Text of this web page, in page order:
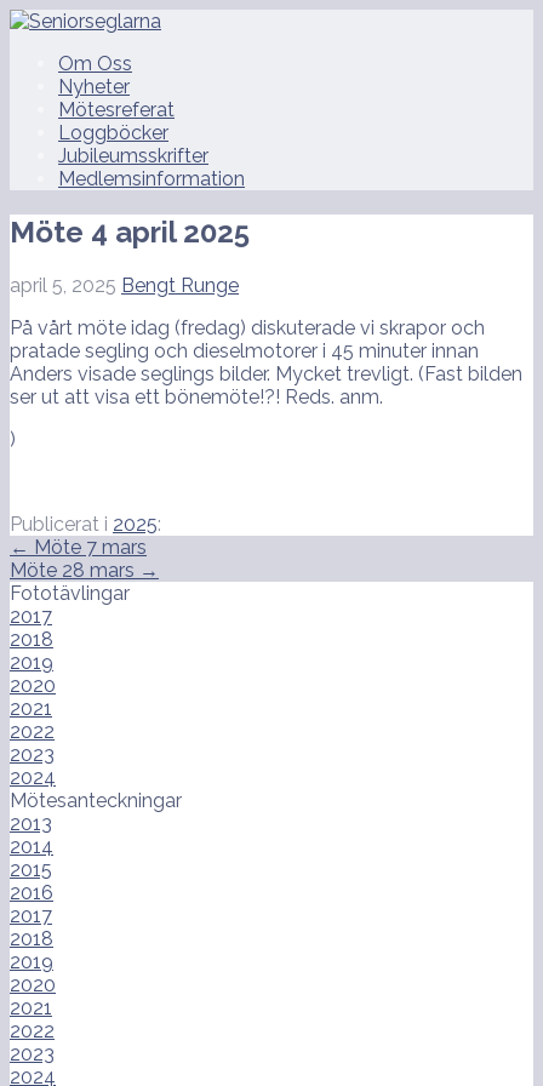
Hoppa
innehållOm Oss
Nyheter
Mötesreferat
Loggböcker
Jubileumsskrifter
Medlemsinformation
Möte 4 april 2025
april 5, 2025 Bengt Runge
På vårt möte idag (fredag) diskuterade vi skrapor och
pratade segling och dieselmotorer i 45 minuter innan
Anders visade seglings bilder. Mycket trevligt. (Fast bilden
ser ut att visa ett bönemöte!?! Reds. anm.
)
Publicerat i 2025:
Inläggsnavigering
← Möte 7 mars
Möte 28 mars →
Fototävlingar
2017
2018
2019
2020
2021
2022
2023
2024
Mötesanteckningar
2013
2014
2015
2016
2017
2018
2019
2020
2021
2022
2023
2024